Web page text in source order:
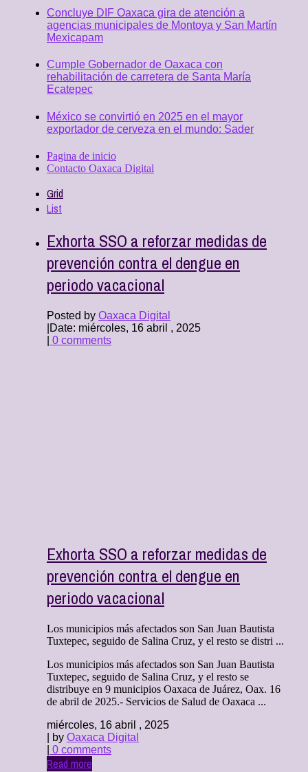
Concluye DIF Oaxaca gira de atención a
agencias municipales de Montoya y San Martín
Mexicapam
Cumple Gobernador de Oaxaca con
rehabilitación de carretera de Santa María
Ecatepec
México se convirtió en 2025 en el mayor
exportador de cerveza en el mundo: Sader
Pagina de inicio
Contacto Oaxaca Digital
Grid
List
Exhorta SSO a reforzar medidas de
prevención contra el dengue en
periodo vacacional
Posted by Oaxaca Digital
Date: miércoles, 16 abril , 2025
0 comments
Exhorta SSO a reforzar medidas de
prevención contra el dengue en
periodo vacacional
Los municipios más afectados son San Juan Bautista
Tuxtepec, seguido de Salina Cruz, y el resto se distri ...
Los municipios más afectados son San Juan Bautista
Tuxtepec, seguido de Salina Cruz, y el resto se
distribuye en 9 municipios Oaxaca de Juárez, Oax. 16
de abril de 2025.- Servicios de Salud de Oaxaca ...
miércoles, 16 abril , 2025
| by Oaxaca Digital
0 comments
Read more